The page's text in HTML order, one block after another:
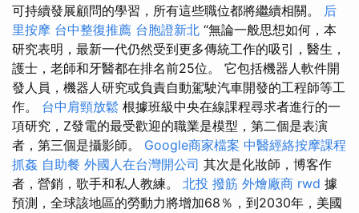
可持續發展顧問的學習，所有這些職位都將繼續相關。 后
里按摩 台中整復推薦 台胞證新北 “無論一般思想如何，本
研究表明，最新一代仍然受到更多傳統工作的吸引，醫生，
護士，老師和牙醫都在排名前25位。 它包括機器人軟件開
發人員，機器人研究或負責自動駕駛汽車開發的工程師等工
作。 台中肩頸放鬆 根據班級中央在線課程尋求者進行的一
項研究，Z發電的最受歡迎的職業是模型，第二個是表演
者，第三個是攝影師。 Google商家檔案 中醫經絡按摩課程
抓姦 自助餐 外國人在台灣開公司 其次是化妝師，博客作
者，營銷，歌手和私人教練。 北投 撥筋 外燴廠商 rwd 據
預測，全球該地區的勞動力將增加68％，到2030年，美國